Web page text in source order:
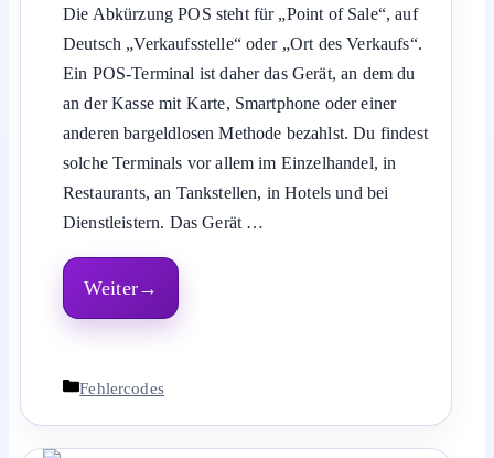
Die Abkürzung POS steht für „Point of Sale“, auf
Deutsch „Verkaufsstelle“ oder „Ort des Verkaufs“.
Ein POS-Terminal ist daher das Gerät, an dem du
an der Kasse mit Karte, Smartphone oder einer
anderen bargeldlosen Methode bezahlst. Du findest
solche Terminals vor allem im Einzelhandel, in
Restaurants, an Tankstellen, in Hotels und bei
Dienstleistern. Das Gerät …
Weiter
Kategorien
Fehlercodes